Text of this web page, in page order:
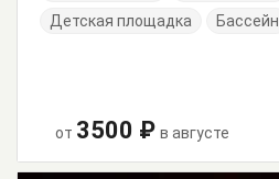
Детская площадка
Бассейн
от 3500 ₽ в августе